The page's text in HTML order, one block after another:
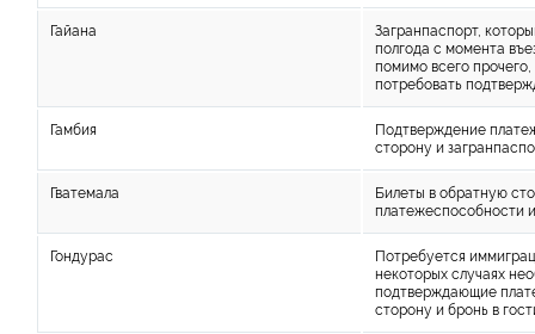
Гайана
Загранпаспорт,
полгода с момента
помимо всего
потребовать
Гамбия
Подтверждение
сторону и
Гватемала
Билеты в обратную
платежеспособности
Гондурас
Потребуется
некоторых случаях
подтверждающие
сторону и бронь в